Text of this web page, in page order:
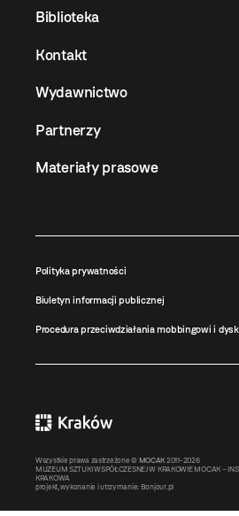
Biblioteka
Kontakt
Wydawnictwo
Partnerzy
Materiały prasowe
Polityka prywatności
Biuletyn informacji publicznej
Procedura przeciwdziałania mobbingowi i
Wszystkie prawa zastrzeżone © MOCAK 2011-2026
MUZEUM SZTUKI WSPÓŁCZESNEJ W KRAKOWIE MOCAK –
KRAKOWA
projekt, wykonanie i utrzymanie: Bonjour.pl